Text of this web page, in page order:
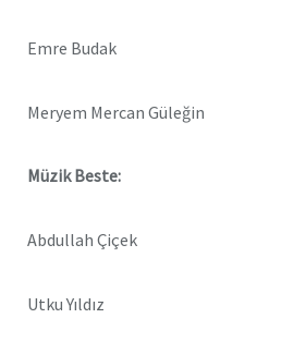
Emre Budak
Meryem Mercan Güleğin
Müzik Beste:
Abdullah Çiçek
Utku Yıldız